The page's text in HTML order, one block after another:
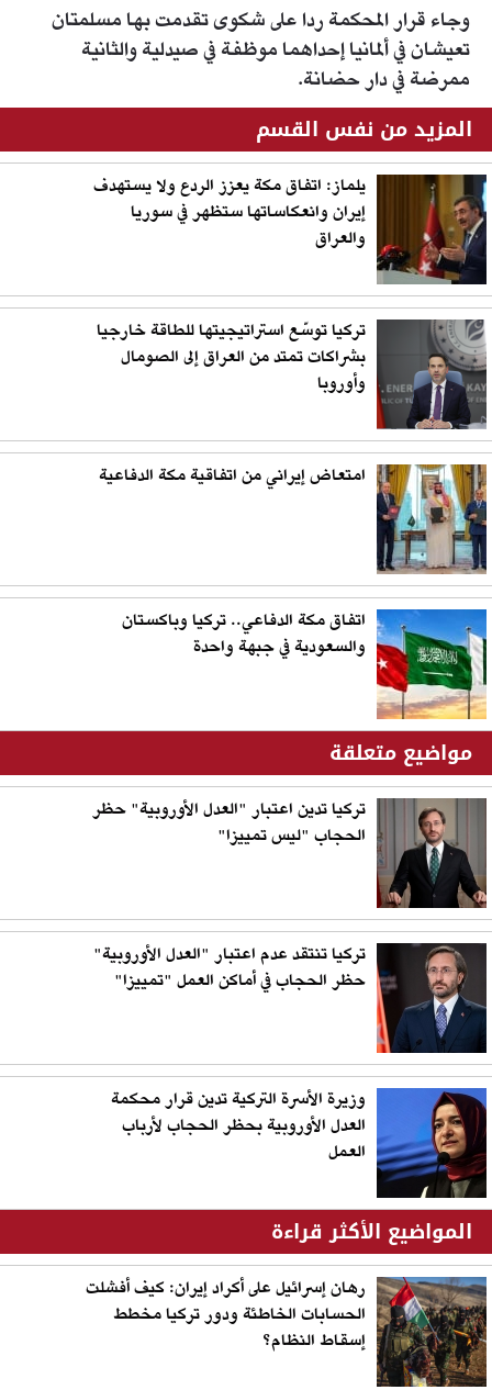
وجاء قرار المحكمة ردا على شكوى تقدمت بها مسلمتان
تعيشان في ألمانيا إحداهما موظفة في صيدلية والثانية
ممرضة في دار حضانة.
المزيد من نفس القسم
يلماز: اتفاق مكة يعزز الردع ولا يستهدف
إيران وانعكاساتها ستظهر في سوريا
والعراق
تركيا توسّع استراتيجيتها للطاقة خارجيا
بشراكات تمتد من العراق إلى الصومال
وأوروبا
امتعاض إيراني من اتفاقية مكة الدفاعية
اتفاق مكة الدفاعي.. تركيا وباكستان
والسعودية في جبهة واحدة
مواضيع متعلقة
تركيا تدين اعتبار "العدل الأوروبية" حظر
الحجاب "ليس تمييزا"
تركيا تنتقد عدم اعتبار "العدل الأوروبية"
حظر الحجاب في أماكن العمل "تمييزا"
وزيرة الأسرة التركية تدين قرار محكمة
العدل الأوروبية بحظر الحجاب لأرباب
العمل
المواضيع الأكثر قراءة
رهان إسرائيل على أكراد إيران: كيف أفشلت
الحسابات الخاطئة ودور تركيا مخطط
إسقاط النظام؟